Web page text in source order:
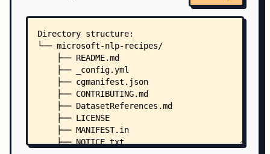
Directory structure:
└── microsoft-nlp-recipes/
    ├── README.md
    ├── _config.yml
    ├── cgmanifest.json
    ├── CONTRIBUTING.md
    ├── DatasetReferences.md
    ├── LICENSE
    ├── MANIFEST.in
    ├── NOTICE.txt